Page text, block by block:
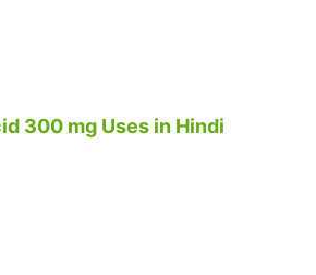
300 mg Uses in Hindi